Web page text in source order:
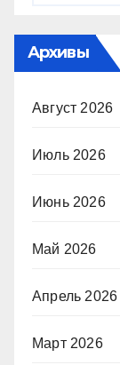
Архивы
Август 2026
Июль 2026
Июнь 2026
Май 2026
Апрель 2026
Март 2026